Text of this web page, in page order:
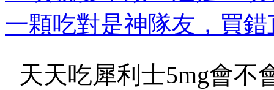
一顆吃對是神隊友，買
天天吃犀利士5mg會不